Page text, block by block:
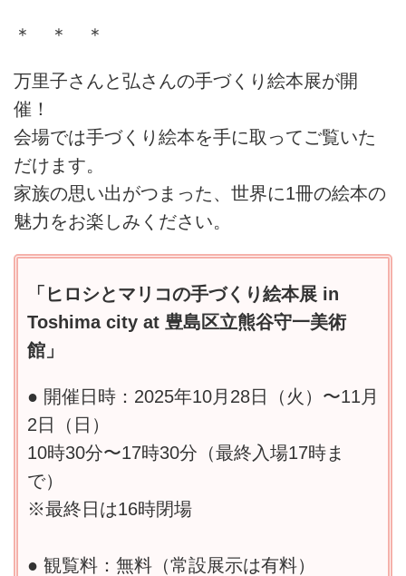
＊ ＊ ＊
万里子さんと弘さんの手づくり絵本展が開
催！
会場では手づくり絵本を手に取ってご覧いた
だけます。
家族の思い出がつまった、世界に1冊の絵本の
魅力をお楽しみください。
「ヒロシとマリコの手づくり絵本展 in
Toshima city at 豊島区立熊谷守一美術
館」
● 開催日時：2025年10月28日（火）〜11月
2日（日）
10時30分〜17時30分（最終入場17時ま
で）
※最終日は16時閉場
● 観覧料：無料（常設展示は有料）